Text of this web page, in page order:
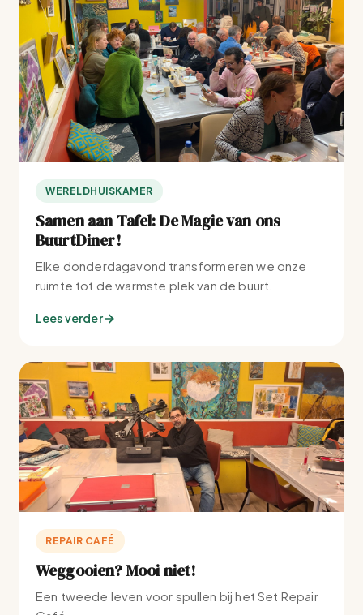
WERELDHUISKAMER
Samen aan Tafel: De Magie van ons
BuurtDiner!
Elke donderdagavond transformeren we onze
ruimte tot de warmste plek van de buurt.
Lees verder
REPAIR CAFÉ
Weggooien? Mooi niet!
Een tweede leven voor spullen bij het Set Repair